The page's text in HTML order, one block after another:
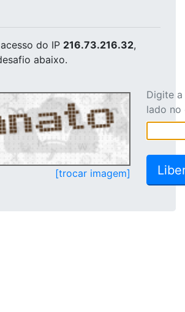
do IP 216.73.216.32,
abaixo.
[trocar imagem]
Digite
lado no